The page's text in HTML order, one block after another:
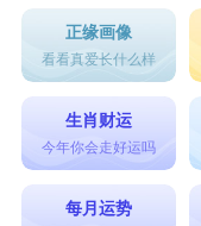
正缘画像
看看真爱长什么样
生肖财运
今年你会走好运吗
每月运势